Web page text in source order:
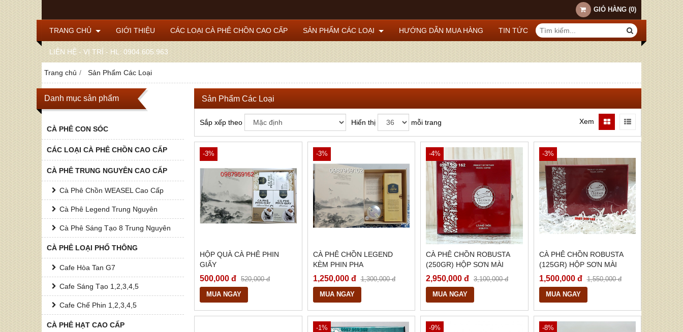
GIỎ HÀNG (0)
TRANG CHỦ GIỚI THIỆU CÁC LOẠI CÀ PHÊ CHỒN CAO CẤP SẢN PHẨM CÁC LOẠI HƯỚNG DẪN MUA HÀNG TIN TỨC
LIÊN HỆ - VỊ TRÍ - HL: 0904.605.963
Trang chủ Sản Phẩm Các Loại
Danh mục sản phẩm
CÀ PHÊ CON SÓC
CÁC LOẠI CÀ PHÊ CHỒN CAO CẤP
CÀ PHÊ TRUNG NGUYÊN CAO CẤP
Cà Phê Chồn WEASEL Cao Cấp
Cà Phê Legend Trung Nguyên
Cà Phê Sáng Tạo 8 Trung Nguyên
CÀ PHÊ LOẠI PHỔ THÔNG
Cafe Hòa Tan G7
Cafe Sáng Tạo 1,2,3,4,5
Cafe Chế Phin 1,2,3,4,5
CÀ PHÊ HẠT CAO CẤP
Sản Phẩm Các Loại
Sắp xếp theo Hiển thị mỗi trang Xem
-3%
HỘP QUÀ CÀ PHÊ PHIN
GIẤY
500,000 đ 520,000 đ
MUA NGAY
-3%
CÀ PHÊ CHỒN LEGEND
KÈM PHIN PHA
1,250,000 đ 1,300,000 đ
MUA NGAY
-4%
CÀ PHÊ CHỒN ROBUSTA
(250GR) HỘP SƠN MÀI
2,950,000 đ 3,100,000 đ
MUA NGAY
-3%
CÀ PHÊ CHỒN ROBUSTA
(125GR) HỘP SƠN MÀI
1,500,000 đ 1,550,000 đ
MUA NGAY
-1% -9% -8%